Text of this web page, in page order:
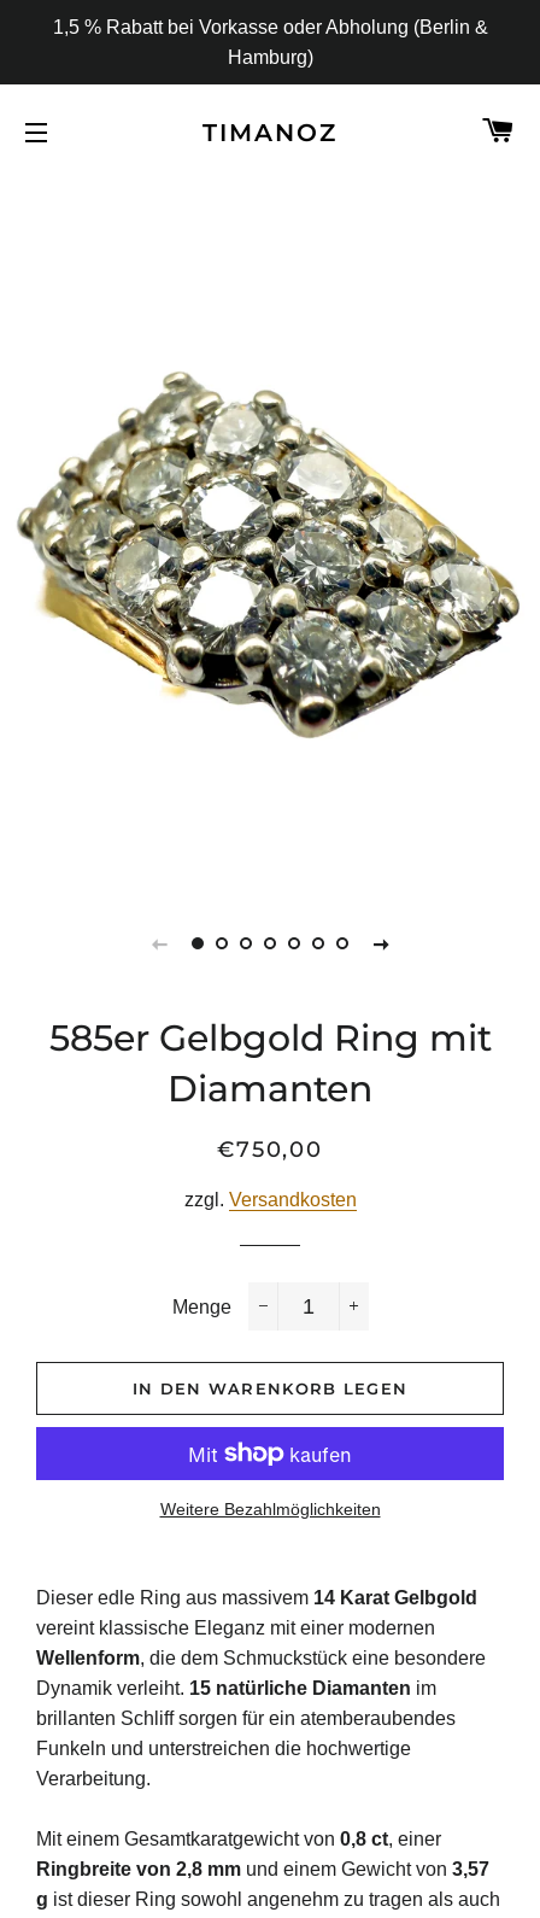
1,5 % Rabatt bei Vorkasse oder Abholung (Berlin &
Hamburg)
TIMANOZ
585er Gelbgold Ring mit
Diamanten
Normaler
Sonderpreis
€750,00
zzgl. Versandkosten
Menge
IN DEN WARENKORB LEGEN
Weitere Bezahlmöglichkeiten
Dieser edle Ring aus massivem 14 Karat Gelbgold
vereint klassische Eleganz mit einer modernen
Wellenform, die dem Schmuckstück eine besondere
Dynamik verleiht. 15 natürliche Diamanten im
brillanten Schliff sorgen für ein atemberaubendes
Funkeln und unterstreichen die hochwertige
Verarbeitung.
Mit einem Gesamtkaratgewicht von 0,8 ct, einer
Ringbreite von 2,8 mm und einem Gewicht von 3,57
g ist dieser Ring sowohl angenehm zu tragen als auch